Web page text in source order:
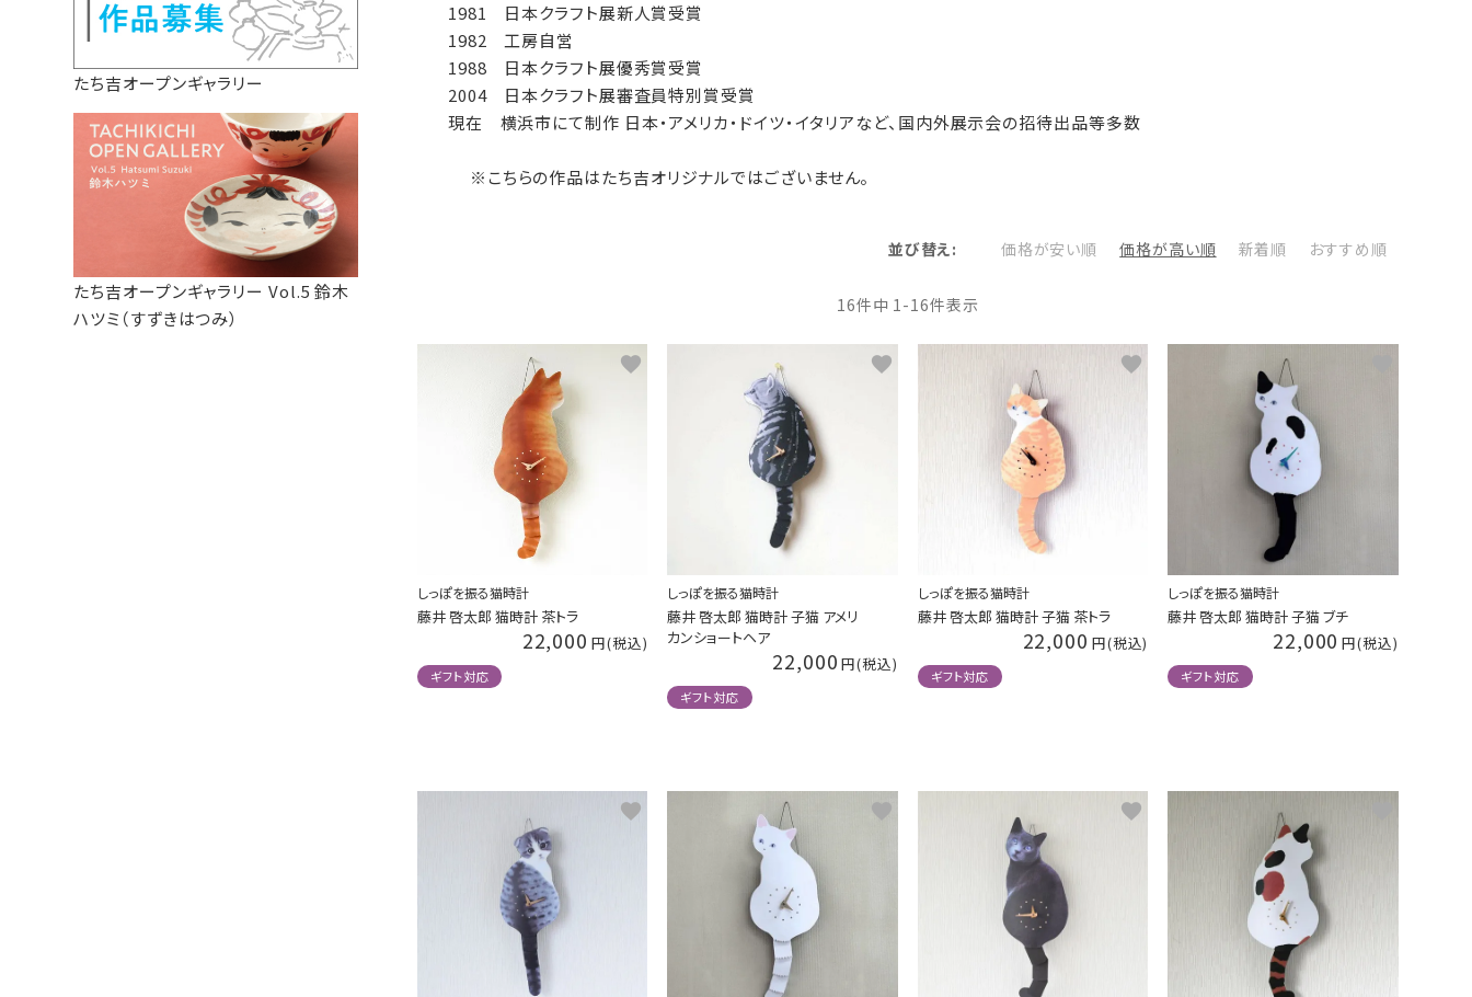
たち吉オープンギャラリー
たち吉オープンギャラリー Vol.5 鈴木
ハツミ（すずきはつみ）
1981 日本クラフト展新人賞受賞
1982 工房自営
1988 日本クラフト展優秀賞受賞
2004 日本クラフト展審査員特別賞受賞
現在 横浜市にて制作 日本・アメリカ・ドイツ・イタリアなど、国内外展示会の招待出品等多数
※こちらの作品はたち吉オリジナルではございません。
並び替え 価格が安い順 価格が高い順 新着順 おすすめ順
16件中 1-16件表示
しっぽを振る猫時計
藤井 啓太郎 猫時計 茶トラ
22,000
ギフト対応
しっぽを振る猫時計
藤井 啓太郎 猫時計 子猫 アメリ
カンショートヘア
22,000
ギフト対応
しっぽを振る猫時計
藤井 啓太郎 猫時計 子猫 茶トラ
22,000
ギフト対応
しっぽを振る猫時計
藤井 啓太郎 猫時計 子猫 ブチ
22,000
ギフト対応